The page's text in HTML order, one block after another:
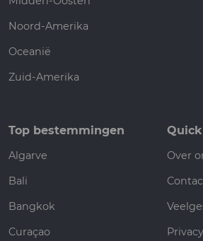
Noord-Amerika
Oceanië
Zuid-Amerika
Top bestemmingen
Algarve
Bali
Bangkok
Curaçao
Over